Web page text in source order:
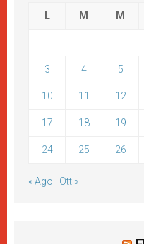
L M M
3 4 5
10 11 12
17 18 19
24 25 26
« Ago Ott »